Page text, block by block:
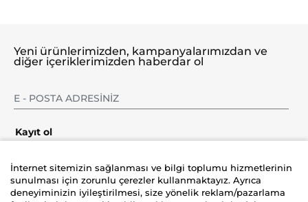
Yeni ürünlerimizden, kampanyalarımızdan ve
diğer içeriklerimizden haberdar ol
Kayıt ol
İnternet sitemizin sağlanması ve bilgi toplumu hizmetlerinin
sunulması için zorunlu çerezler kullanmaktayız. Ayrıca
deneyiminizin iyileştirilmesi, size yönelik reklam/pazarlama